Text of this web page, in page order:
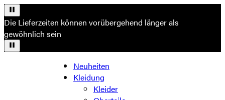
Die Lieferzeiten können vorübergehend länger als
gewöhnlich sein
Neuheiten
Kleidung
Kleider